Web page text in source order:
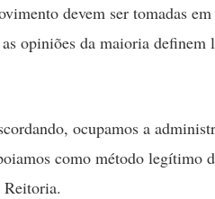
devem ser tomadas
opiniões da maioria definem
ocupamos a
como método legítimo
Reitoria.